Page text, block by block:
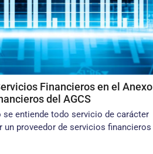
Financieros en el Anexo
del AGCS
entiende todo servicio de carácter
proveedor de servicios financieros